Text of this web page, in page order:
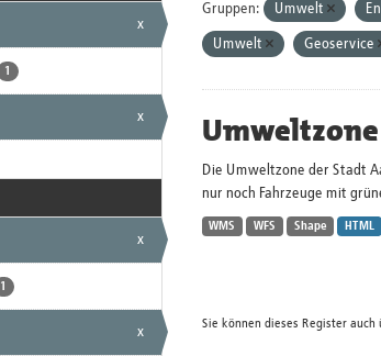
x
1
x
x
1
x
Gruppen: Umwelt
Umwelt Geoservice
Umweltzone
Die Umweltzone der Stadt
nur noch Fahrzeuge mit
WMS WFS Shape HTML
Sie können dieses Register auch